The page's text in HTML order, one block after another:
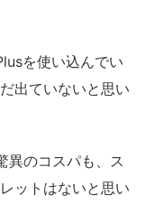
を使い込んでい
出ていないと思い
異のコスパも、ス
ットはないと思い